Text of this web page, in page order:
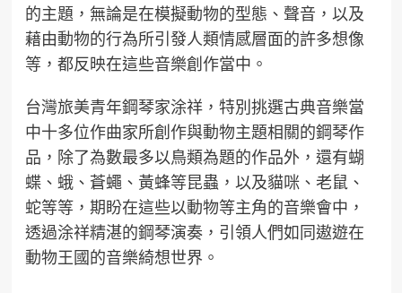
的主題，無論是在模擬動物的型態、聲音，以及
藉由動物的行為所引發人類情感層面的許多想像
等，都反映在這些音樂創作當中。
台灣旅美青年鋼琴家涂祥，特別挑選古典音樂當
中十多位作曲家所創作與動物主題相關的鋼琴作
品，除了為數最多以鳥類為題的作品外，還有蝴
蝶、蛾、蒼蠅、黃蜂等昆蟲，以及貓咪、老鼠、
蛇等等，期盼在這些以動物等主角的音樂會中，
透過涂祥精湛的鋼琴演奏，引領⼈們如同遨遊在
動物王國的音樂綺想世界。